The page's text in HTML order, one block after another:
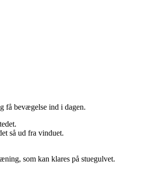
få bevægelse ind i dagen.
så ud fra vinduet.
som kan klares på stuegulvet.